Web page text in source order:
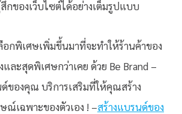
กของเว็บไซต์ได้อย่างเต็มรูปแบบ
อกพิเศษเพิ่มขึ้นมาที่จะทำให้ร้านค้าของ
ละสุดพิเศษกว่าเคย ด้วย Be Brand –
ของคุณ บริการเสริมที่ให้คุณสร้าง
ณ์เฉพาะของตัวเอง ! –สร้างแบรนด์ของ